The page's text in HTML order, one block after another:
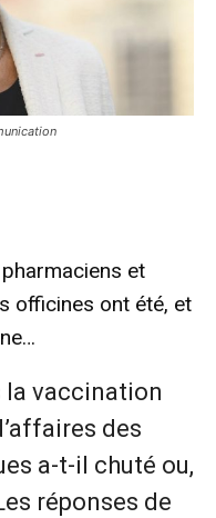
et
officines ont été, et
la vaccination
des
a-t-il chuté ou,
réponses de